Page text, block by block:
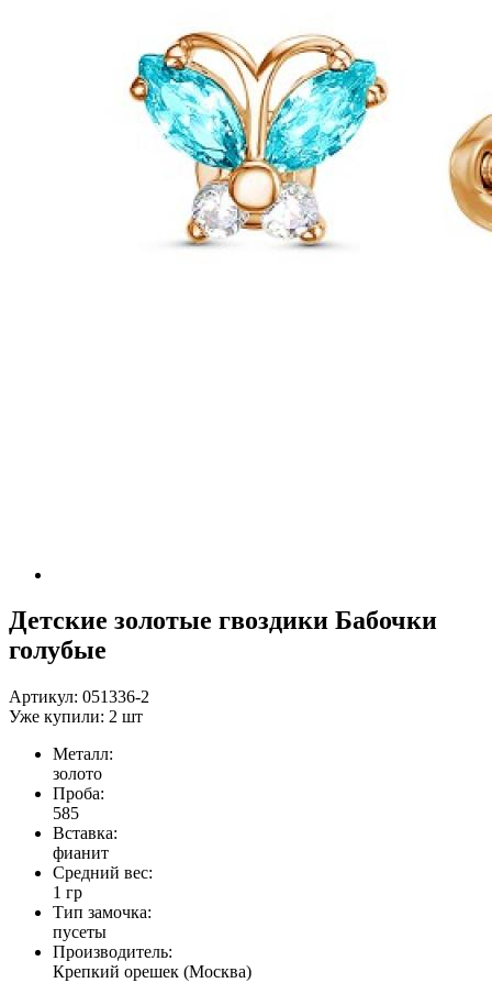
Детские золотые гвоздики Бабочки
голубые
Артикул: 051336-2
Уже купили: 2 шт
Металл:
золото
Проба:
585
Вставка:
фианит
Средний вес:
1 гр
Тип замочка:
пусеты
Производитель:
Крепкий орешек (Москва)